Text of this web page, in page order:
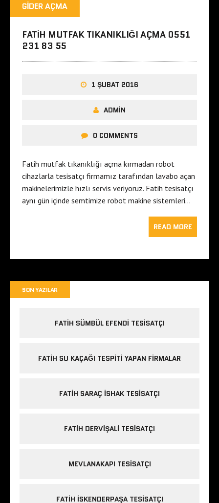
GIDER AÇMA
FATIH MUTFAK TIKANIKLIĞI AÇMA 0551
231 83 55
1 ŞUBAT 2016
ADMIN
0 COMMENTS
Fatih mutfak tıkanıklığı açma kırmadan robot
cihazlarla tesisatçı firmamız tarafından lavabo açan
makinelerimizle hızlı servis veriyoruz. Fatih tesisatçı
aynı gün içinde semtimize robot makine sistemleri…
READ MORE
SON YAZILAR
FATIH SÜMBÜL EFENDI TESISATÇI
FATIH SU KAÇAĞI TESPITI YAPAN FIRMALAR
FATIH SARAÇ ISHAK TESISATÇI
FATIH DERVIŞALI TESISATÇI
MEVLANAKAPI TESISATÇI
FATIH ISKENDERPAŞA TESISATÇI